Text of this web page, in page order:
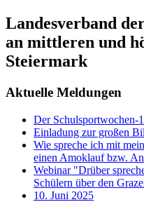
Landesverband
an mittleren und
Steiermark
Aktuelle Meldungen
Der Schulsportwochen-
Einladung zur großen
Wie spreche ich mit
einen Amoklauf bzw.
Webinar "Drüber
Schülern über den
10. Juni 2025